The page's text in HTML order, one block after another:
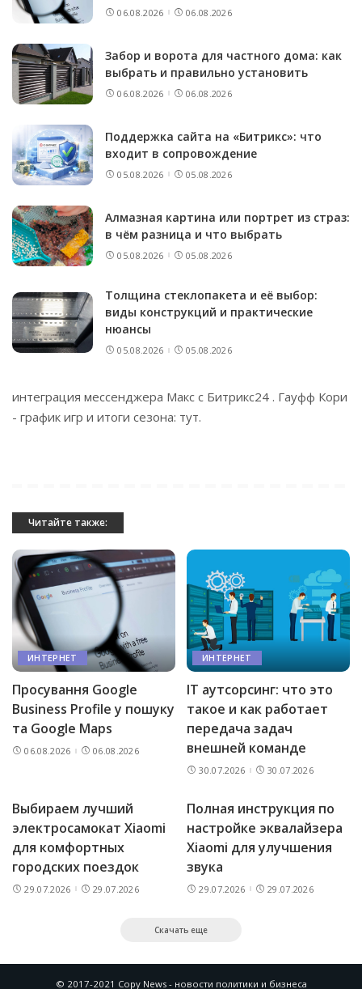
06.08.2026 06.08.2026
Забор и ворота для частного дома: как
выбрать и правильно установить
06.08.2026 06.08.2026
Поддержка сайта на «Битрикс»: что
входит в сопровождение
05.08.2026 05.08.2026
Алмазная картина или портрет из страз:
в чём разница и что выбрать
05.08.2026 05.08.2026
Толщина стеклопакета и её выбор:
виды конструкций и практические
нюансы
05.08.2026 05.08.2026
интеграция мессенджера Макс с Битрикс24 . Гауфф Кори
- график игр и итоги сезона: тут.
Читайте также:
ИНТЕРНЕТ
Просування Google
Business Profile у пошуку
та Google Maps
06.08.2026 06.08.2026
ИНТЕРНЕТ
IT аутсорсинг: что это
такое и как работает
передача задач
внешней команде
30.07.2026 30.07.2026
Выбираем лучший
электросамокат Xiaomi
для комфортных
городских поездок
29.07.2026 29.07.2026
Полная инструкция по
настройке эквалайзера
Xiaomi для улучшения
звука
29.07.2026 29.07.2026
Скачать еще
© 2017-2021 Copy News - новости политики и бизнеса